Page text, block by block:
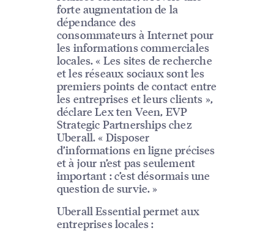
forte augmentation de la
dépendance des
consommateurs à Internet pour
les informations commerciales
locales. « Les sites de recherche
et les réseaux sociaux sont les
premiers points de contact entre
les entreprises et leurs clients »,
déclare Lex ten Veen, EVP
Strategic Partnerships chez
Uberall. « Disposer
d’informations en ligne précises
et à jour n’est pas seulement
important : c’est désormais une
question de survie. »
Uberall Essential permet aux
entreprises locales :